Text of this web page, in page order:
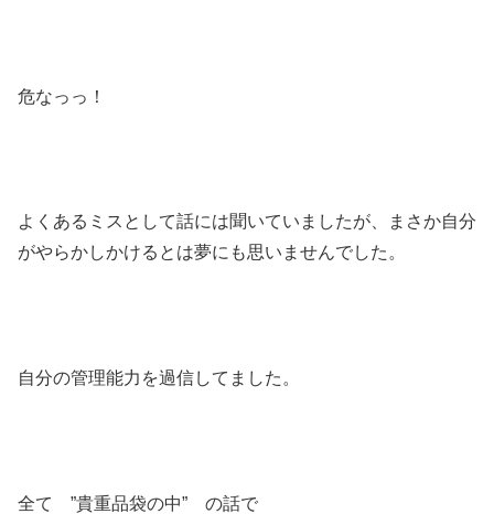
危なっっ！
よくあるミスとして話には聞いていましたが、まさか自分
がやらかしかけるとは夢にも思いませんでした。
自分の管理能力を過信してました。
全て ”貴重品袋の中” の話で